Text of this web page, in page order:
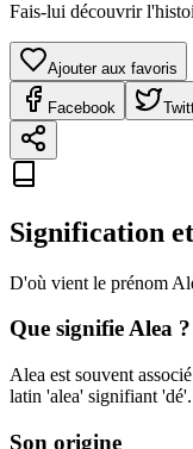
Fais-lui découvrir
Ajouter aux favoris
Facebook
Signification
D'où vient le prénom
Que signifieAlea ?
Alea est souvent
latin 'alea' signifiant 'dé'.
Son origine